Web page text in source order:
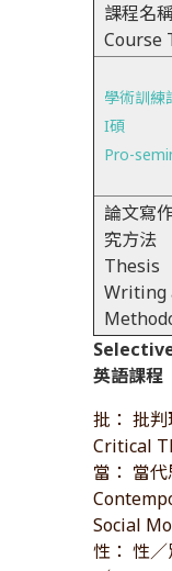
課程名
Course
學術訓練
I碩
Pro-
論文寫
究方法
Thesis
Writing
英語課程
批： 批
Critical
當： 當
Social
性：